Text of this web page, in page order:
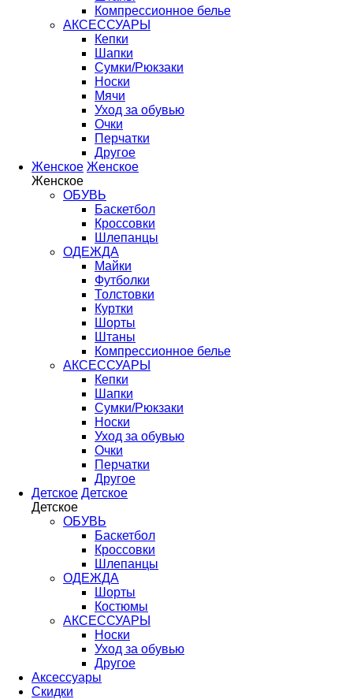
Компрессионное белье
АКСЕССУАРЫ
Кепки
Шапки
Сумки/Рюкзаки
Носки
Мячи
Уход за обувью
Очки
Перчатки
Другое
Женское Женское
Женское
ОБУВЬ
Баскетбол
Кроссовки
Шлепанцы
ОДЕЖДА
Майки
Футболки
Толстовки
Куртки
Шорты
Штаны
Компрессионное белье
АКСЕССУАРЫ
Кепки
Шапки
Сумки/Рюкзаки
Носки
Уход за обувью
Очки
Перчатки
Другое
Детское Детское
Детское
ОБУВЬ
Баскетбол
Кроссовки
Шлепанцы
ОДЕЖДА
Шорты
Костюмы
АКСЕССУАРЫ
Носки
Уход за обувью
Другое
Аксессуары
Скидки